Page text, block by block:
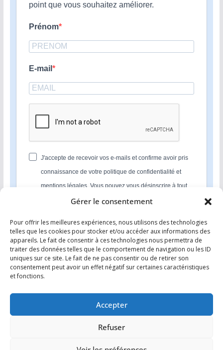
Gérer le consentement
Pour offrir les meilleures expériences, nous utilisons des technologies
telles que les cookies pour stocker et/ou accéder aux informations des
appareils. Le fait de consentir à ces technologies nous permettra de
traiter des données telles que le comportement de navigation ou les ID
uniques sur ce site. Le fait de ne pas consentir ou de retirer son
consentement peut avoir un effet négatif sur certaines caractéristiques
et fonctions.
Accepter
Refuser
point que vous souhaitez améliorer.
Prénom
E-mail
J'accepte de recevoir vos e-mails et confirme avoir pris
connaissance de votre politique de confidentialité et
mentions légales. Vous pouvez vous désinscrire à tout
moment en cliquant sur le lien présent dans nos emails.
S'INSCRIRE
Nous utilisons Sendinblue en tant que plateforme
marketing. En soumettant ce formulaire, vous
reconnaissez que les informations que vous allez fournir
seront transmises à Sendinblue en sa qualité de